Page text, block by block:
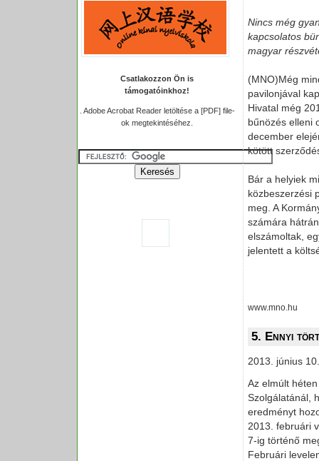
Csatlakozzon Ön is
támogatóinkhoz!
Adobe Acrobat Reader letöltése a [PDF] file-
ok megtekintéséhez.
Nincs még
kapcsolatos
magyar
(MNO)Még
pavilonjával
Hivatal még
bűnözés elleni
december
kötött
Bár a helyiek
közbeszerzési
meg. A
számára
elszámoltak,
jelentett a
www.mno.hu
5. Ennyi
2013. június 10.
Az elmúlt
Szolgálatánál,
eredményt
2013. februári
7-ig történő
Februári